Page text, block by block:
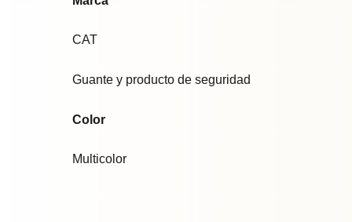
CAT
Guante y producto de seguridad
Color
Multicolor